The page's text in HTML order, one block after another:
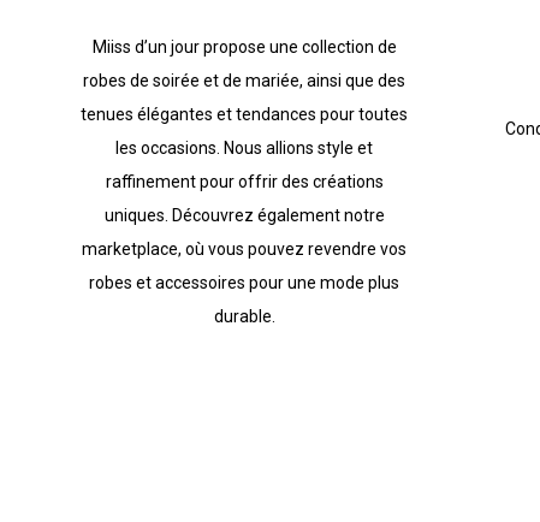
Miiss d’un jour propose une collection de
robes de soirée et de mariée, ainsi que des
tenues élégantes et tendances pour toutes
les occasions. Nous allions style et
raffinement pour offrir des créations
uniques. Découvrez également notre
marketplace, où vous pouvez revendre vos
robes et accessoires pour une mode plus
durable.